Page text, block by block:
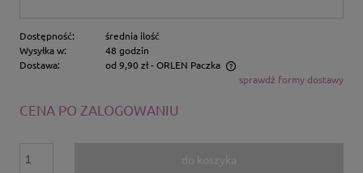
Dostępność:
średnia ilość
Wysyłka w:
48 godzin
Dostawa:
od 9,90 zł- ORLEN Paczka
Cena nie zawiera ewentualnych kosztów płatnościsprawdź formy dostawy
CENA PO ZALOGOWANIU